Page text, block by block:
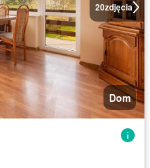
20zdjęcia
Dom